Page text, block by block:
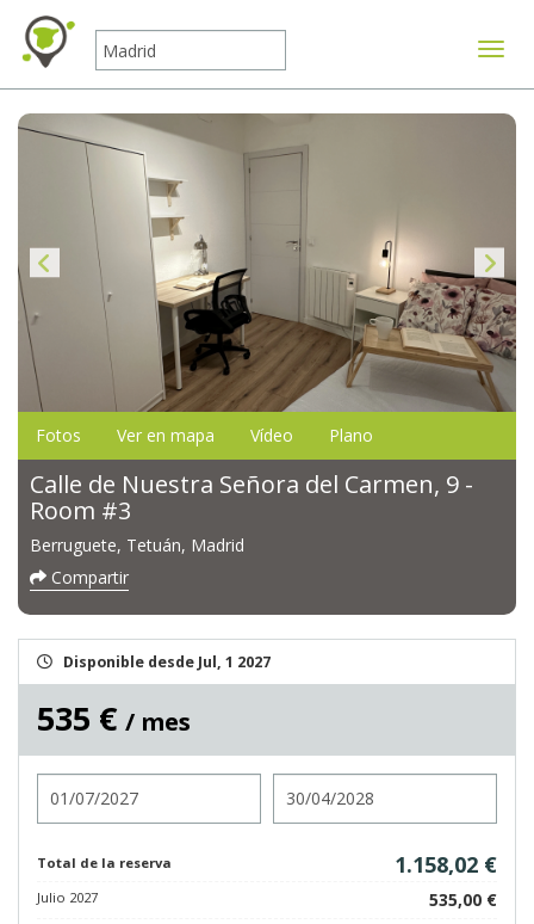
Fotos Ver en mapa Vídeo Plano
Calle de Nuestra Señora del Carmen, 9 -
Room #3
Berruguete, Tetuán, Madrid
Compartir
Disponible desde Jul, 1 2027
535 € / mes
Total de la reserva 1.158,02 €
Julio 2027 535,00 €